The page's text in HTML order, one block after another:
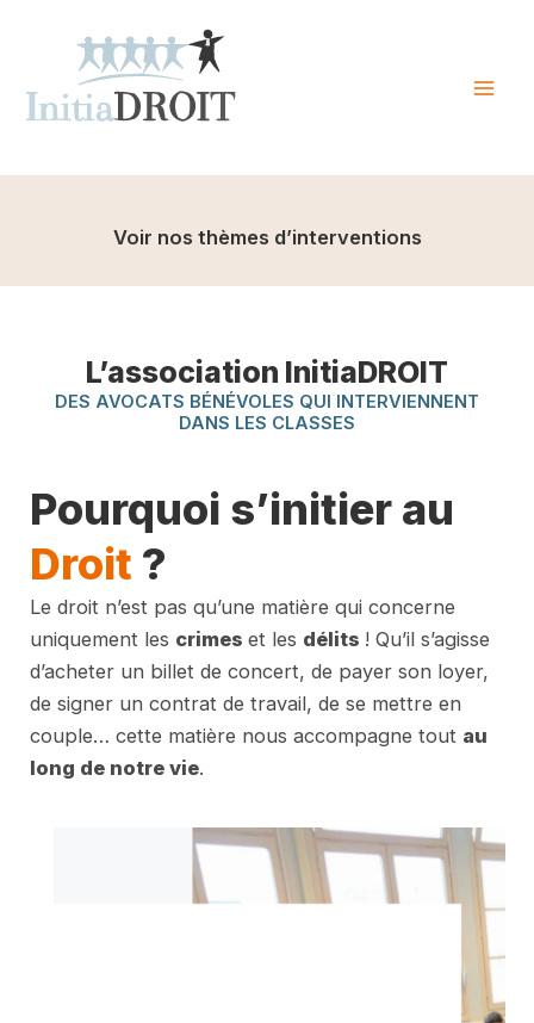
Voir nos thèmes d’interventions
L’association InitiaDROIT
DES AVOCATS BÉNÉVOLES QUI INTERVIENNENT
DANS LES CLASSES
Pourquoi s’initier au
Droit ?
Le droit n’est pas qu’une matière qui concerne
uniquement les crimes et les délits ! Qu’il s’agisse
d’acheter un billet de concert, de payer son loyer,
de signer un contrat de travail, de se mettre en
couple… cette matière nous accompagne tout au
long de notre vie.